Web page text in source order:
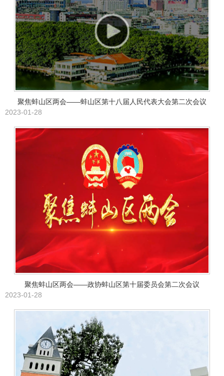
聚焦蚌山区两会——蚌山区第十八届人民代表大会第二次会议
2023-01-28
聚焦蚌山区两会——政协蚌山区第十届委员会第二次会议
2023-01-28